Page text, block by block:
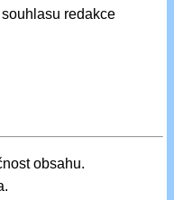
redakce
obsahu.